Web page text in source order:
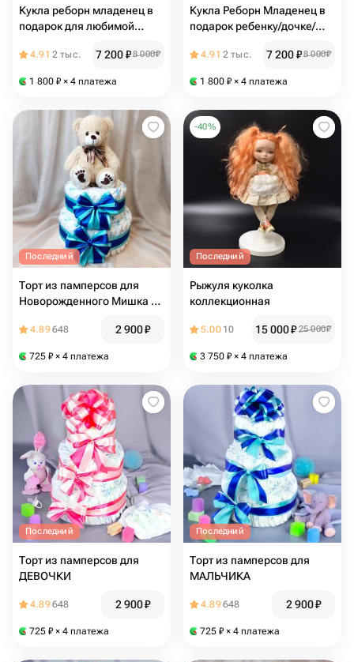
Кукла реборн младенец в
подарок для любимой
4.91 2 тыс. 7 200₽8 000₽
1 800 ₽ × 4 платежа
Кукла Реборн Младенец в
подарок ребенку/дочке/
4.91 2 тыс. 7 200₽8 000₽
1 800 ₽ × 4 платежа
Последний
Торт из памперсов для
Новорожденного Мишка с
4.89648 2 900₽
725 ₽ × 4 платежа
-40%
Последний
Рыжуля куколка
коллекционная
5.00 10 15 000₽ 25 000₽
3 750 ₽ × 4 платежа
Последний
Торт из памперсов для
ДЕВОЧКИ
4.89648 2 900₽
725 ₽ × 4 платежа
Последний
Торт из памперсов для
МАЛЬЧИКА
4.89648 2 900₽
725 ₽ × 4 платежа